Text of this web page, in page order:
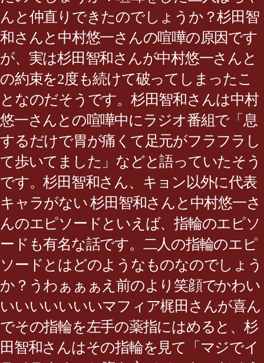
んと仲直りできたのでしょうか？杉田智
和さんと中村悠一さんの喧嘩の原因です
が、実は杉田智和さんが中村悠一さんと
の約束を2度も続けて破ってしまったこ
となのだそうです。杉田智和さんは中村
悠一さんとの喧嘩中にラジオ番組で「息
するだけで胃が痛くて足元がフラフラし
て歩いてました」などと語っていたそう
です。杉田智和さん、キョン以外に代表
キャラがない 杉田智和さんと中村悠一さ
んのエピソードといえば、指輪のエピソ
ードも有名な話です。二人の指輪のエピ
ソードとはどのようなものなのでしょう
か？うわぁぁぁえ前のより笑顔でかわい
いいいいいいいマフィア梶田さんが喜ん
でその指輪を左手の薬指にはめると、杉
田智和さんはその指輪を見て「マジでイ